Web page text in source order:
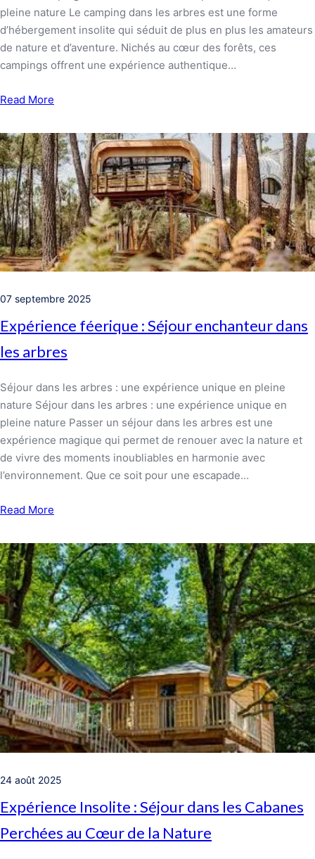
pleine nature Le camping dans les arbres est une forme
d’hébergement insolite qui séduit de plus en plus les amateurs
de nature et d’aventure. Nichés au cœur des forêts, ces
campings offrent une expérience authentique…
Read More
07 septembre 2025
Expérience féerique : Séjour enchanteur dans
les arbres
Séjour dans les arbres : une expérience unique en pleine
nature Séjour dans les arbres : une expérience unique en
pleine nature Passer un séjour dans les arbres est une
expérience magique qui permet de renouer avec la nature et
de vivre des moments inoubliables en harmonie avec
l’environnement. Que ce soit pour une escapade…
Read More
24 août 2025
Expérience Insolite : Séjour dans les Cabanes
Perchées au Cœur de la Nature